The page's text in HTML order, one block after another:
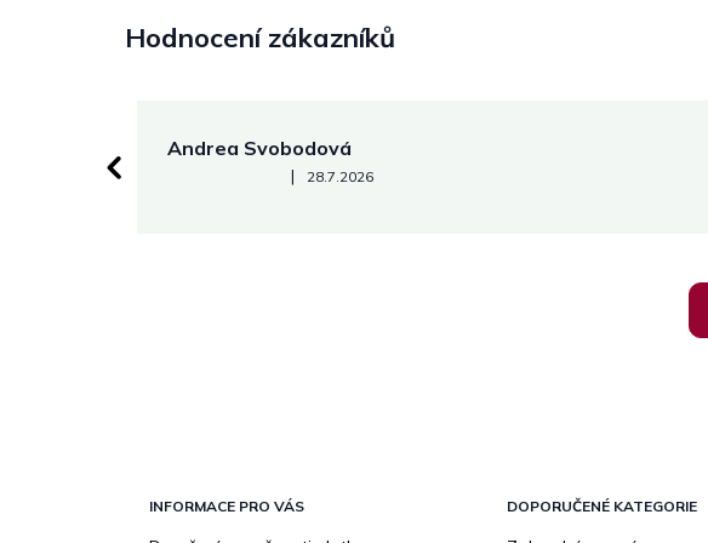
Hodnocení zákazníků
Andrea Svobodová
Hodnocení obchodu je 5 z 5 hvězdiček.
| 28.7.2026
INFORMACE PRO VÁS DOPORUČENÉ KATEGORIE